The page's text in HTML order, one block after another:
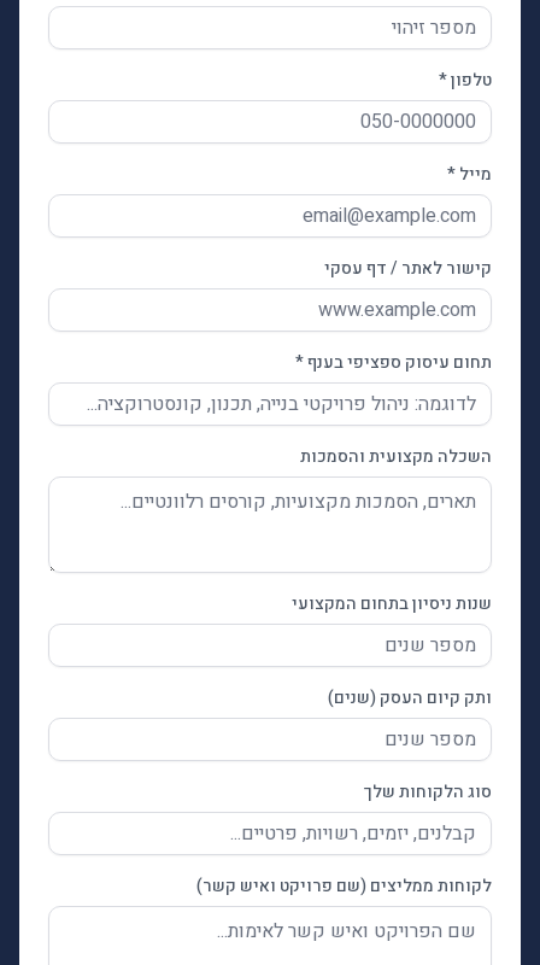
טלפון *
מייל *
קישור לאתר / דף עסקי
תחום עיסוק ספציפי בענף *
השכלה מקצועית והסמכות
שנות ניסיון בתחום המקצועי
ותק קיום העסק (שנים)
סוג הלקוחות שלך
לקוחות ממליצים (שם פרויקט ואיש קשר)